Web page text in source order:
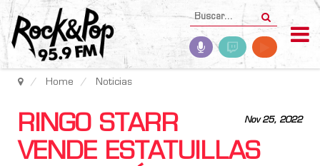
Home Noticias
Nov 25, 2022
RINGO STARR
VENDE ESTATUILLAS